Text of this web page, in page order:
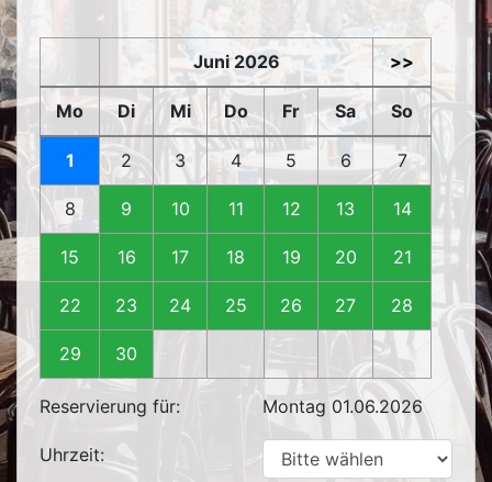
Juni 2026 >>
Mo Di Mi Do Fr Sa So
1 2 3 4 5 6 7
8 9 10 11 12 13 14
15 16 17 18 19 20 21
22 23 24 25 26 27 28
29 30
Reservierung für: Montag 01.06.2026
Uhrzeit: